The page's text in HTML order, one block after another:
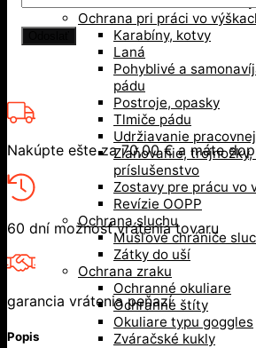
Ochrana pri práci vo
Karabíny, kotvy
Laná
Pohyblivé a
pádu
Postroje, opasky
Tlmiče pádu
Udržiavanie
Zlaňovanie,
príslušenstvo
Zostavy pre prácu vo
Revízie OOPP
Ochrana sluchu
Mušľové chrániče
Zátky do uší
Ochrana zraku
Ochranné okuliare
Ochranné štíty
Okuliare typu goggles
Zváračské kukly
Nakúpte ešte za70,00€a máte
60 dní možnosť vrátenia tovaru
garancia vrátenia peňazí
Popis